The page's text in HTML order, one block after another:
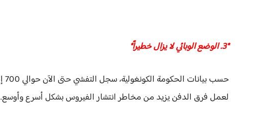
*3. الوضع الوبائي لا يزال خطيراً*
لعمل فرق الدفن يزيد من مخاطر انتشار الفيروس بشكل أسرع وأوسع.